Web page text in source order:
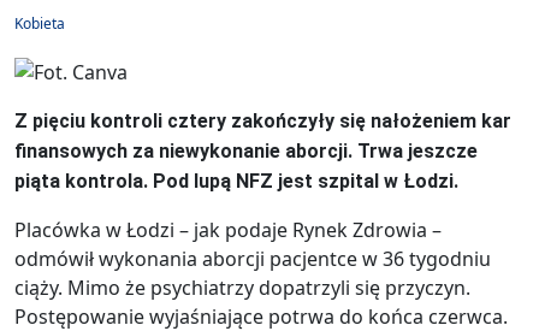
Kobieta
Z pięciu kontroli cztery zakończyły się nałożeniem kar
finansowych za niewykonanie aborcji. Trwa jeszcze
piąta kontrola. Pod lupą NFZ jest szpital w Łodzi.
Placówka w Łodzi – jak podaje Rynek Zdrowia –
odmówił wykonania aborcji pacjentce w 36 tygodniu
ciąży. Mimo że psychiatrzy dopatrzyli się przyczyn.
Postępowanie wyjaśniające potrwa do końca czerwca.